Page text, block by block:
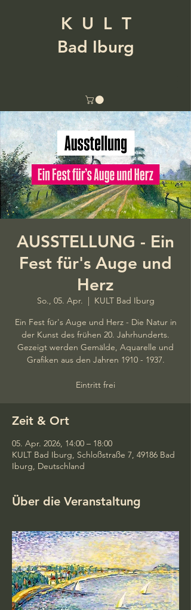
K U L T
Bad Iburg
AUSSTELLUNG - Ein
Fest für's Auge und
Herz
So., 05. Apr.
  |
KULT Bad Iburg
Ein Fest für's Auge und Herz - Die Natur in
der Kunst des frühen 20. Jahrhunderts.
Gezeigt werden Gemälde, Aquarelle und
Grafiken aus den Jahren 1910 - 1937.
Eintritt frei
Zeit & Ort
05. Apr. 2026, 14:00 – 18:00
KULT Bad Iburg, Schloßstraße 7, 49186 Bad
Iburg, Deutschland
Über die Veranstaltung